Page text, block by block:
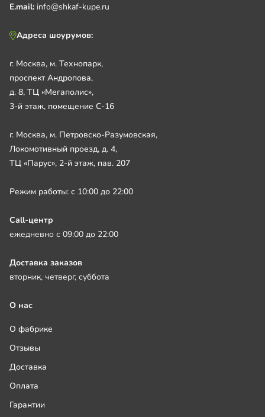
E.mail: info@shkaf-kupe.ru
Адреса шоурумов:
г. Москва, м. Технопарк,
проспект Андропова,
д. 8, ТЦ «Мегаполис»,
3-й этаж, помещение С-16
г. Москва, м. Петровско-Разумовская,
Локомотивный проезд, д. 4,
ТЦ «Парус», 2-й этаж, пав. 207
Режим работы: с 10:00 до 22:00
Call-центр
ежедневно с 09:00 до 22:00
Доставка заказов
вторник, четверг, суббота
О нас
О фабрике
Отзывы
Доставка
Оплата
Гарантии